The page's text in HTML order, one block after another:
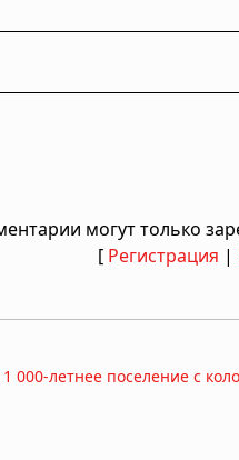
могут только
[ Регистрация |
000-летнее поселение с